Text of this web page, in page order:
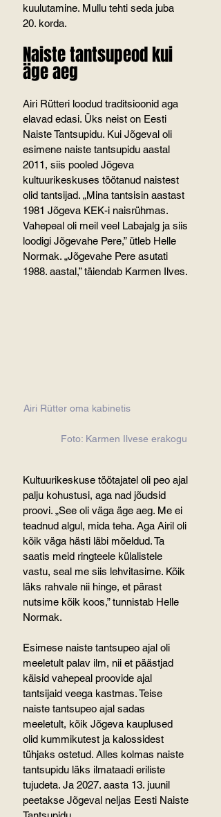
kuulutamine. Mullu tehti seda juba
20. korda.
Naiste tantsupeod kui
äge aeg
Airi Rütteri loodud traditsioonid aga
elavad edasi. Üks neist on Eesti
Naiste Tantsupidu. Kui Jõgeval oli
esimene naiste tantsupidu aastal
2011, siis pooled Jõgeva
kultuurikeskuses töötanud naistest
olid tantsijad. „Mina tantsisin aastast
1981 Jõgeva KEK-i naisrühmas.
Vahepeal oli meil veel Labajalg ja siis
loodigi Jõgevahe Pere,” ütleb Helle
Normak. „Jõgevahe Pere asutati
1988. aastal,” täiendab Karmen Ilves.
Airi Rütter oma kabinetis
            Foto: Karmen Ilvese erakogu
Kultuurikeskuse töötajatel oli peo ajal
palju kohustusi, aga nad jõudsid
proovi. „See oli väga äge aeg. Me ei
teadnud algul, mida teha. Aga Airil oli
kõik väga hästi läbi mõeldud. Ta
saatis meid ringteele külalistele
vastu, seal me siis lehvitasime. Kõik
läks rahvale nii hinge, et pärast
nutsime kõik koos,” tunnistab Helle
Normak.
Esimese naiste tantsupeo ajal oli
meeletult palav ilm, nii et päästjad
käisid vahepeal proovide ajal
tantsijaid veega kastmas. Teise
naiste tantsupeo ajal sadas
meeletult, kõik Jõgeva kauplused
olid kummikutest ja kalossidest
tühjaks ostetud. Alles kolmas naiste
tantsupidu läks ilmataadi eriliste
tujudeta. Ja 2027. aasta 13. juunil
peetakse Jõgeval neljas Eesti Naiste